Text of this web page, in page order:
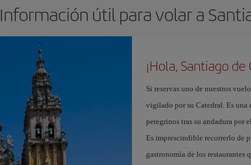
Información útil para volar a
¡Hola, Santiago
Si reservas uno de nuestros
vigilado por su Catedral. Es una
peregrinos tras su andadura por
Es imprescindible recorrerlo de
gastronomía de los restaurantes